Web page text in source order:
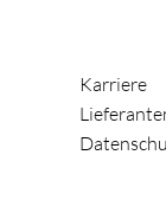
Karriere